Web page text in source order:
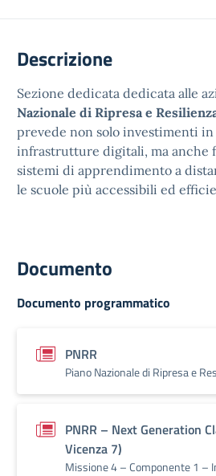
Descrizione
Sezione dedicata dedicata alle
Nazionale di Ripresa e
prevede non solo investimenti
infrastrutture digitali, ma anche
sistemi di apprendimento a
le scuole più accessibili ed
Documento
Documento programmatico
PNRR
Piano Nazionale di Ripresa e
PNRR – Next Generation
Vicenza 7)
Missione 4 – Componente 1 –